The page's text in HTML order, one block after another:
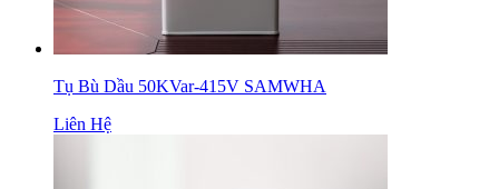
Tụ Bù Dầu 50KVar-415V SAMWHA
Liên Hệ